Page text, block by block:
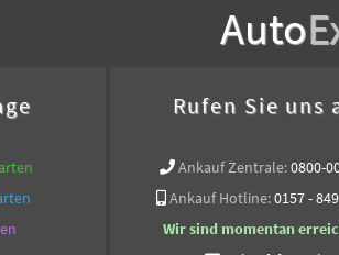
Auto
Rufen Sie uns
Ankauf Zentrale:0800-
Ankauf Hotline:0157 -
Wir sind momentan